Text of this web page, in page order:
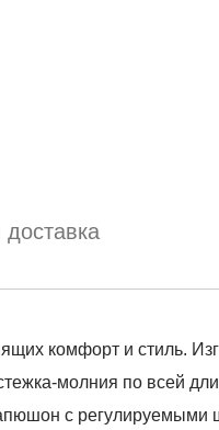
комфорт и стиль.
молния по всей
с регулируемыми